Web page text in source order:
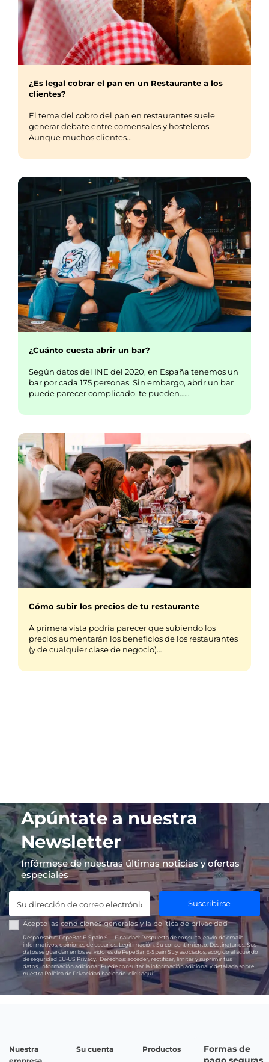
¿Es legal cobrar el pan en un Restaurante a los
clientes?
El tema del cobro del pan en restaurantes suele
generar debate entre comensales y hosteleros.
Aunque muchos clientes...
¿Cuánto cuesta abrir un bar?
Según datos del INE del 2020, en España tenemos un
bar por cada 175 personas. Sin embargo, abrir un bar
puede parecer complicado, te pueden……
Cómo subir los precios de tu restaurante
A primera vista podría parecer que subiendo los
precios aumentarán los beneficios de los restaurantes
(y de cualquier clase de negocio)…
Apúntate a nuestra
Newsletter
Infórmese de nuestras últimas noticias y ofertas
especiales
Suscribirse
Acepto las condiciones generales y lapolítica de privacidad
Responsable:PepeBar E-Spain S.L. Finalidad: Respuesta de consulta, envío de emails
informativos, opiniones de usuarios. Legitimación: Su consentimiento. Destinatarios:Sus
datos se guardan en los servidores de PepeBar E-Spain SL y asociados, acogido al acuerdo
de seguridad EU-US Privacy.
Derechos: acceder, rectificar, limitar y suprimir tus
datos.Información adicional:Puede consultar la información adicional y detallada sobre
nuestra Política de Privacidad haciendoclick aquí.
Nuestra
Su cuenta Productos
Formas de